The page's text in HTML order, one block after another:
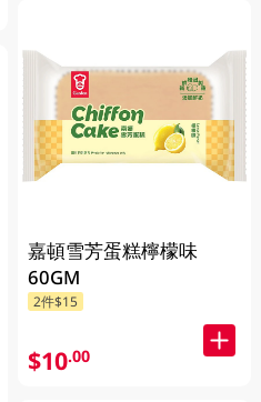
嘉頓雪芳蛋糕檸檬味
60GM
2件$15
$10.00